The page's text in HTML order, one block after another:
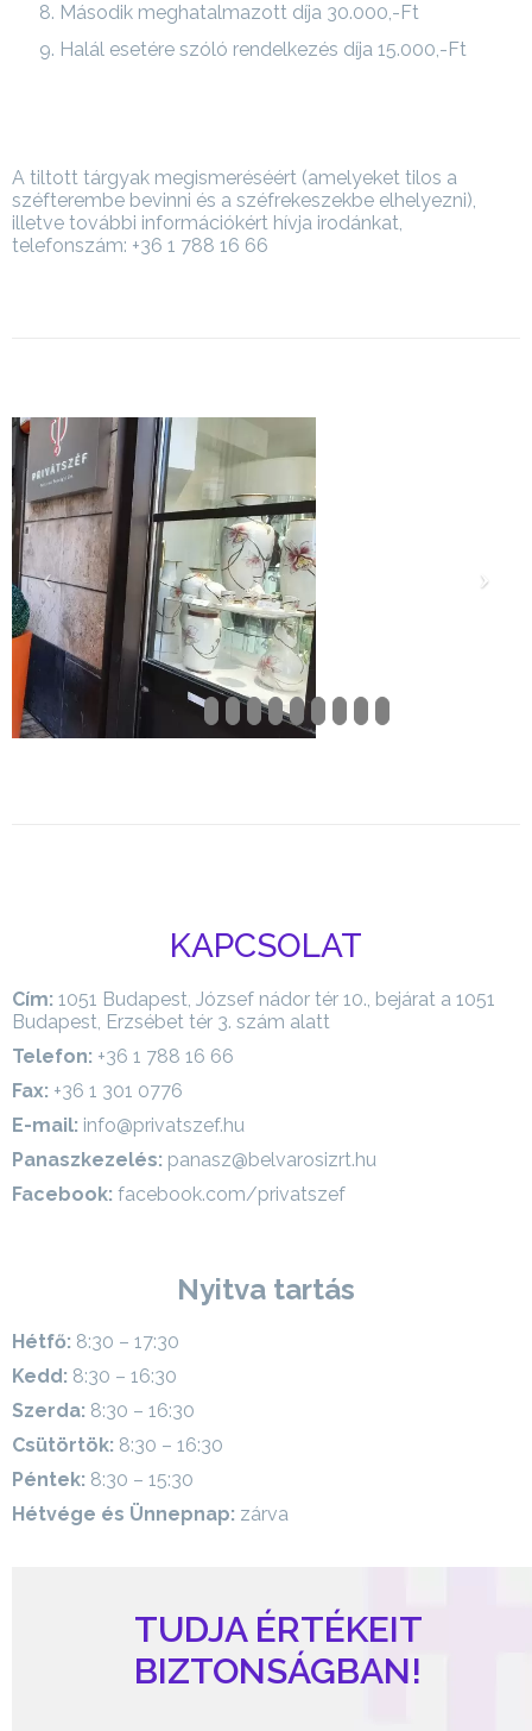
Második meghatalmazott díja 30.000,-Ft
Halál esetére szóló rendelkezés díja 15.000,-Ft
A tiltott tárgyak megismeréséért (amelyeket tilos a
széfterembe bevinni és a széfrekeszekbe elhelyezni),
illetve további információkért hívja irodánkat,
telefonszám: +36 1 788 16 66
KAPCSOLAT
Cím: 1051 Budapest, József nádor tér 10., bejárat a 1051
Budapest, Erzsébet tér 3. szám alatt
Telefon: +36 1 788 16 66
Fax: +36 1 301 0776
E-mail: info@privatszef.hu
Panaszkezelés: panasz@belvarosizrt.hu
Facebook: facebook.com/privatszef
Nyitva tartás
Hétfő: 8:30 – 17:30
Kedd: 8:30 – 16:30
Szerda: 8:30 – 16:30
Csütörtök: 8:30 – 16:30
Péntek: 8:30 – 15:30
Hétvége és Ünnepnap: zárva
TUDJA ÉRTÉKEIT
BIZTONSÁGBAN!